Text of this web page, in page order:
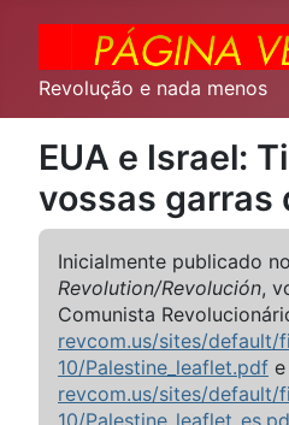
Revolução e nada menos
EUA e Israel:
vossas garras
Inicialmente publicado
Revolution/Revolución,
Comunista
revcom.us/sites/default/
10/Palestine_leaflet.pdf
revcom.us/sites/default/
10/